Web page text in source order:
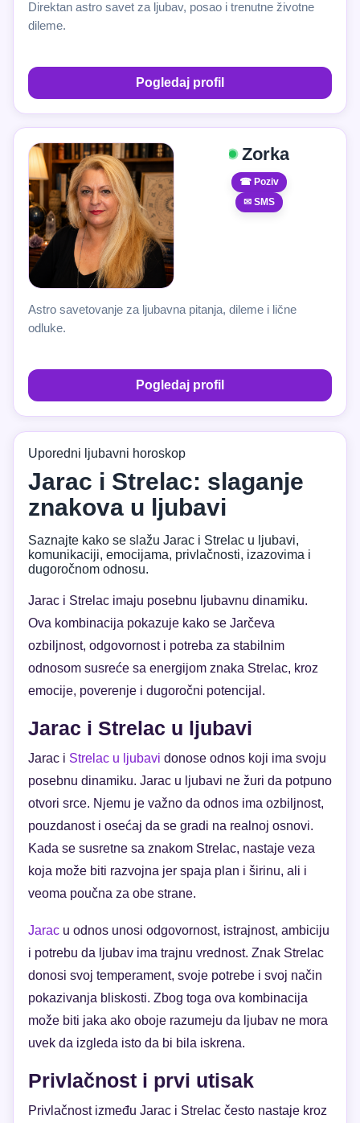
Direktan astro savet za ljubav, posao i trenutne životne
dileme.
Pogledaj profil
Zorka
☎ Poziv
✉ SMS
Astro savetovanje za ljubavna pitanja, dileme i lične
odluke.
Pogledaj profil
Uporedni ljubavni horoskop
Jarac i Strelac: slaganje
znakova u ljubavi
Saznajte kako se slažu Jarac i Strelac u ljubavi,
komunikaciji, emocijama, privlačnosti, izazovima i
dugoročnom odnosu.
Jarac i Strelac imaju posebnu ljubavnu dinamiku.
Ova kombinacija pokazuje kako se Jarčeva
ozbiljnost, odgovornost i potreba za stabilnim
odnosom susreće sa energijom znaka Strelac, kroz
emocije, poverenje i dugoročni potencijal.
Jarac i Strelac u ljubavi
Jarac i Strelac u ljubavi donose odnos koji ima svoju
posebnu dinamiku. Jarac u ljubavi ne žuri da potpuno
otvori srce. Njemu je važno da odnos ima ozbiljnost,
pouzdanost i osećaj da se gradi na realnoj osnovi.
Kada se susretne sa znakom Strelac, nastaje veza
koja može biti razvojna jer spaja plan i širinu, ali i
veoma poučna za obe strane.
Jarac u odnos unosi odgovornost, istrajnost, ambiciju
i potrebu da ljubav ima trajnu vrednost. Znak Strelac
donosi svoj temperament, svoje potrebe i svoj način
pokazivanja bliskosti. Zbog toga ova kombinacija
može biti jaka ako oboje razumeju da ljubav ne mora
uvek da izgleda isto da bi bila iskrena.
Privlačnost i prvi utisak
Privlačnost između Jarac i Strelac često nastaje kroz